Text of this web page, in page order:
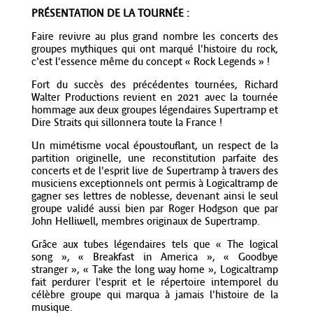
PRÉSENTATION DE LA TOURNÉE :
Faire revivre au plus grand nombre les concerts des
groupes mythiques qui ont marqué l'histoire du rock,
c'est l'essence même du concept « Rock Legends » !
Fort du succès des précédentes tournées, Richard
Walter Productions revient en 2021 avec la tournée
hommage aux deux groupes légendaires Supertramp et
Dire Straits qui sillonnera toute la France !
Un mimétisme vocal époustouflant, un respect de la
partition originelle, une reconstitution parfaite des
concerts et de l'esprit live de Supertramp à travers des
musiciens exceptionnels ont permis à Logicaltramp de
gagner ses lettres de noblesse, devenant ainsi le seul
groupe validé aussi bien par Roger Hodgson que par
John Helliwell, membres originaux de Supertramp.
Grâce aux tubes légendaires tels que « The logical
song », « Breakfast in America », « Goodbye
stranger », « Take the long way home », Logicaltramp
fait perdurer l'esprit et le répertoire intemporel du
célèbre groupe qui marqua à jamais l'histoire de la
musique.